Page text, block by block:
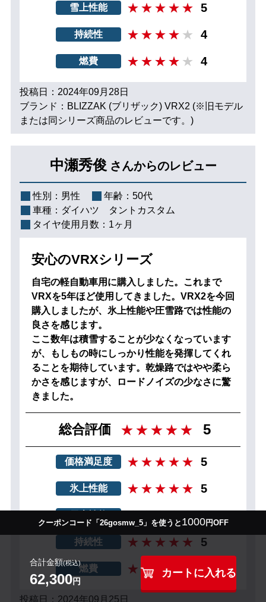
クーポンコード「26gosmw_5」を使うと 1000円OFF
合計金額(税込)
62,300円
カートに入れる
雪上性能 5
持続性 4
燃費 4
投稿日：2024年09月28日
ブランド：BLIZZAK (ブリザック) VRX2 (※旧モデル
または同シリーズ商品のレビューです。)
中瀬秀俊 さんからのレビュー
性別： 男性 年齢： 50代
車種： ダイハツ タントカスタム
タイヤ使用月数： 1ヶ月
安心のVRXシリーズ
自宅の軽自動車用に購入しました。これまで
VRXを5年ほど使用してきました。VRX2を今回
購入しましたが、氷上性能や圧雪路では性能の
良さを感じます。
ここ数年は積雪することが少なくなっています
が、もしもの時にしっかり性能を発揮してくれ
ることを期待しています。乾燥路ではやや柔ら
かさを感じますが、ロードノイズの少なさに驚
きました。
総合評価 5
価格満足度 5
氷上性能 5
5
持続性 5
燃費 5
投稿日：2024年09月25日